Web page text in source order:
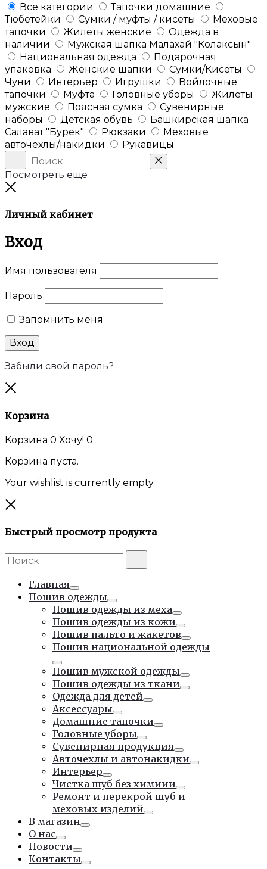
Все категории
Тапочки домашние
Тюбетейки
Сумки / муфты / кисеты
Меховые
тапочки
Жилеты женские
Одежда в
наличии
Мужская шапка Малахай "Колаксын"
Национальная одежда
Подарочная
упаковка
Женские шапки
Сумки/Кисеты
Чуни
Интерьер Игрушки
Войлочные
тапочки
Муфта Головные уборы
Жилеты
мужские
Поясная сумка
Сувенирные
наборы
Детская обувь
Башкирская шапка
Салават "Бурек"
Рюкзаки
Меховые
авточехлы/накидки
Рукавицы
Поиск Сброс
Посмотреть еще
Личный кабинет
Вход
Имя пользователя
Пароль
Запомнить меня
Вход
Забыли свой пароль?
Корзина
Корзина 0 Хочу! 0
Корзина пуста.
Your wishlist is currently empty.
Быстрый просмотр продукта
Поиск:
Главная
Тумблер
Пошив одежды
Тумблер
Пошив одежды из меха
Тумблер
Пошив одежды из кожи
Тумблер
Пошив пальто и жакетов
Тумблер
Пошив национальной одежды
Тумблер
Пошив мужской одежды
Тумблер
Пошив одежды из ткани
Тумблер
Одежда для детей
Тумблер
Аксессуары
Тумблер
Домашние тапочки
Тумблер
Головные уборы
Тумблер
Сувенирная продукция
Тумблер
Авточехлы и автонакидки
Тумблер
Интерьер
Тумблер
Чистка шуб без химиии
Тумблер
Ремонт и перекрой шуб и
меховых изделий
Тумблер
В магазин
Тумблер
О нас
Тумблер
Новости
Тумблер
Контакты